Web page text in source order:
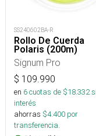
SS240602BA-R
Rollo De Cuerda
Polaris (200m)
Signum Pro
$ 109.990
en 6cuotas de $18.332
interés
ahorras $4.400 por
transferencia.